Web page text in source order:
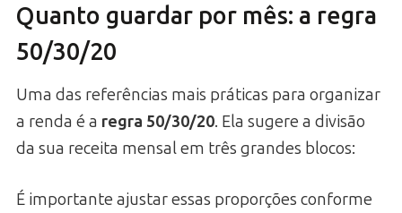
Quanto guardar por mês: a regra
50/30/20
Uma das referências mais práticas para organizar
a renda é a regra 50/30/20. Ela sugere a divisão
da sua receita mensal em três grandes blocos:
É importante ajustar essas proporções conforme